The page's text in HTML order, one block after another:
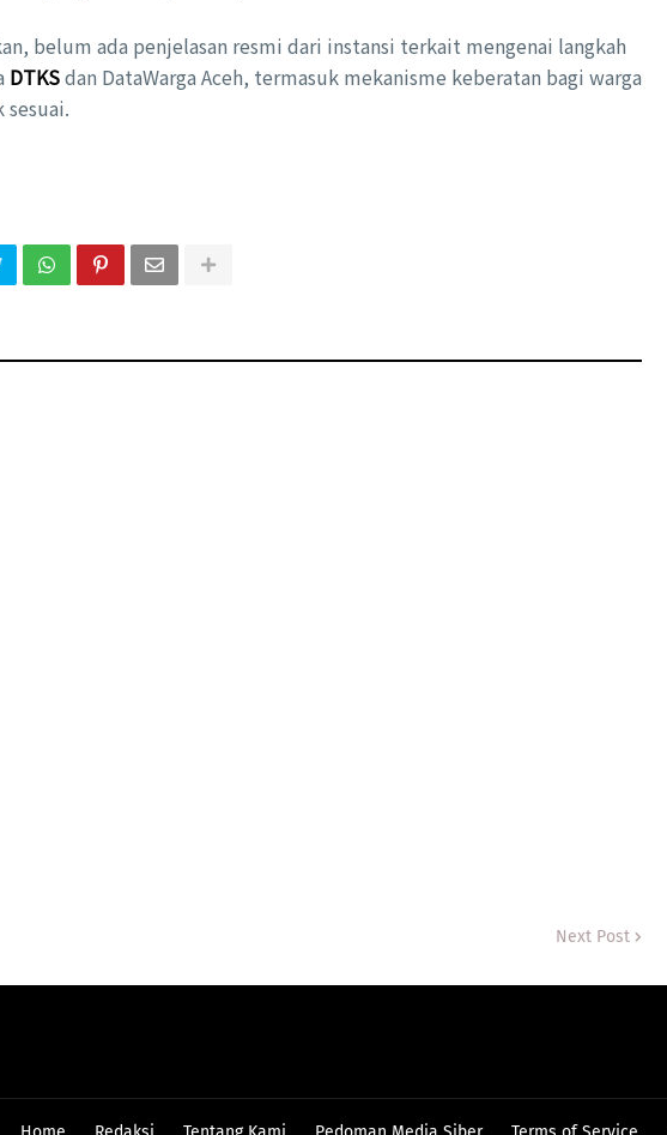
belum ada penjelasan resmi dari instansi terkait mengenai langkah
DTKSdan DataWarga Aceh, termasuk mekanisme keberatan bagi warga
sesuai.
Next Post